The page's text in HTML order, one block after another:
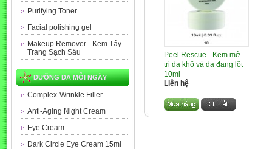
Purifying Toner
Facial polishing gel
Makeup Remover - Kem Tẩy
Trang Sạch Sâu
DƯỠNG DA MỖI NGÀY
Complex-Wrinkle Filler
Anti-Aging Night Cream
Eye Cream
Dark Circle Eye Cream 15ml
Peel Rescue - Kem mở
trị da khô và da đang lột
10ml
Liên hệ